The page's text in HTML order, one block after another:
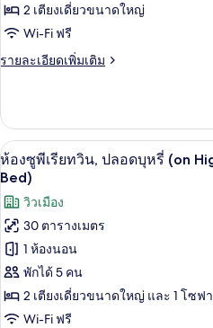
ซู
พี
เรีย
ปลอด
บุหรี่
(on
High
Floor
for
Two
Guests)
2 เตียงเดี่ยวขนาดใหญ่
Wi-Fi ฟรี
รายละเอียดเพิ่มเติม
ราย
เกี่ยว
กับ
ห้อง
ซู
เรีย
ทวิ
น,
ปลอด
บุหรี่
High
Floor
เปิด
ภาพถ่าย
ทั้งหมด
ของ
ห้อง
ซู
พี
6
ห้องซูพีเรียทวิน, ปลอดบุหรี่ (on
Bed)
วิวเมือง
30 ตารางเมตร
1 ห้องนอน
พักได้ 5 คน
2 เตียงเดี่ยวขนาดใหญ่ และ 1 โซ
Wi-Fi ฟรี